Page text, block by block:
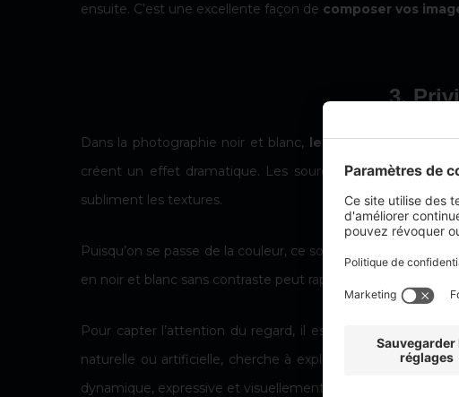
ensuite. C’est une excellente façon de composer vos
3.
Dans la photographie noir et blanc, le contraste est roi.
créent un effet dramatique. Les sources de lumière
subliment les textures.
Puisqu’on se passe de la couleur, ce sont les
en noir et blanc sans contraste peut rapidement paraître
Pour capter l’attention du regard, il est essentiel de
naturelle ou artificielle, cherche à exploiter des scènes
dynamique, expressive et visuellement impactante.